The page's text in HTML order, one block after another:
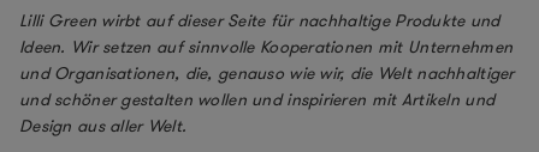
Lilli Green wirbt auf dieser Seite für nachhaltige Produkte und
Ideen. Wir setzen auf sinnvolle Kooperationen mit Unternehmen
und Organisationen, die, genauso wie wir, die Welt nachhaltiger
und schöner gestalten wollen und inspirieren mit Artikeln und
Design aus aller Welt.